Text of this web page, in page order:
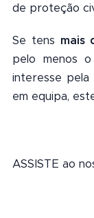
de proteção
Se tens mais
pelo menos o
interesse
em equipa,
ASSISTE ao